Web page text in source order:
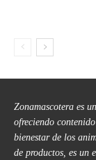
Zonamascotera es
ofreciendo
bienestar de los
de productos, es un